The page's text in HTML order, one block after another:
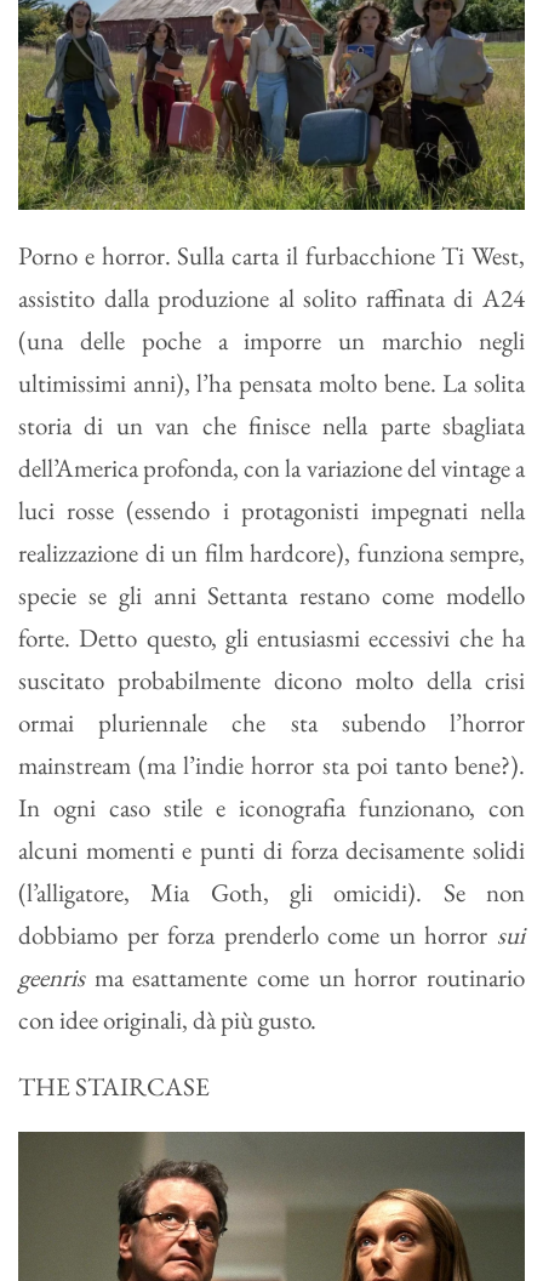
Porno e horror. Sulla carta il furbacchione Ti West,
assistito dalla produzione al solito raffinata di A24
(una delle poche a imporre un marchio negli
ultimissimi anni), l’ha pensata molto bene. La solita
storia di un van che finisce nella parte sbagliata
dell’America profonda, con la variazione del vintage a
luci rosse (essendo i protagonisti impegnati nella
realizzazione di un film hardcore), funziona sempre,
specie se gli anni Settanta restano come modello
forte. Detto questo, gli entusiasmi eccessivi che ha
suscitato probabilmente dicono molto della crisi
ormai pluriennale che sta subendo l’horror
mainstream (ma l’indie horror sta poi tanto bene?).
In ogni caso stile e iconografia funzionano, con
alcuni momenti e punti di forza decisamente solidi
(l’alligatore, Mia Goth, gli omicidi). Se non
dobbiamo per forza prenderlo come un horror sui
geenris ma esattamente come un horror routinario
con idee originali, dà più gusto.
THE STAIRCASE